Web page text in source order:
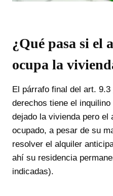
¿Qué pasa si el
ocupa la
El párrafo final del art. 9.3
derechos tiene el
dejado la vivienda pero el
ocupado, a pesar de su
resolver el alquiler
ahí su residencia
indicadas).